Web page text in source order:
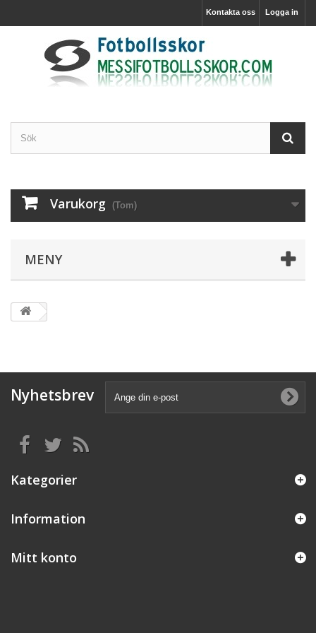
Logga in
Kontakta oss
Varukorg (Tom)
MENY
Nyhetsbrev
Kategorier
Information
Mitt konto